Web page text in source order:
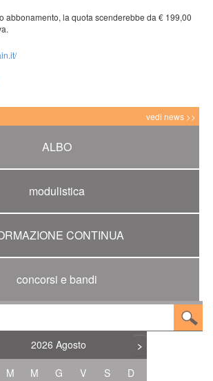
abbonamento, la quota scenderebbe da € 199,00
vedi news >>
ALBO
modulistica
CONTINUA
concorsi e bandi
2026 Agosto
>
M M G V S D